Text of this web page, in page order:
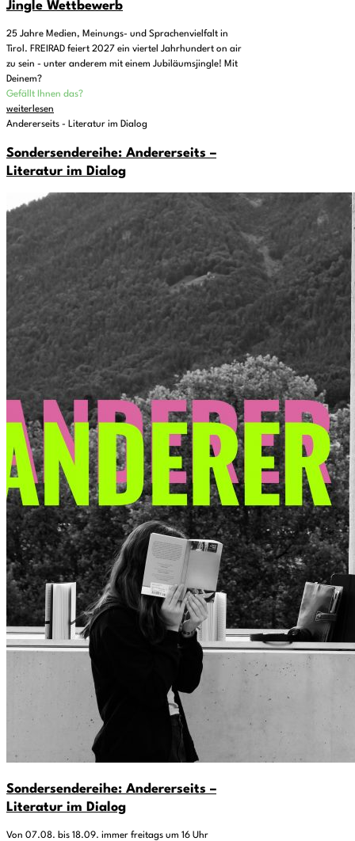
Jingle Wettbewerb
25 Jahre Medien, Meinungs- und Sprachenvielfalt in
Tirol. FREIRAD feiert 2027 ein viertel Jahrhundert on air
zu sein - unter anderem mit einem Jubiläumsjingle! Mit
Deinem?
Gefällt Ihnen das?
weiterlesen
Andererseits - Literatur im Dialog
Sondersendereihe: Andererseits –
Literatur im Dialog
Sondersendereihe: Andererseits –
Literatur im Dialog
Von 07.08. bis 18.09. immer freitags um 16 Uhr